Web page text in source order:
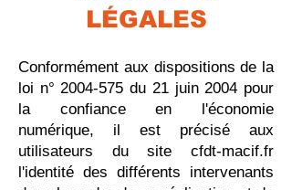
LÉGALES
Conformément aux dispositions de la
loi n°2004-575 du 21 juin 2004 pour
la confiance en l'économie
numérique, il est précisé aux
utilisateurs du site cfdt-macif.fr
l'identité des différents intervenants